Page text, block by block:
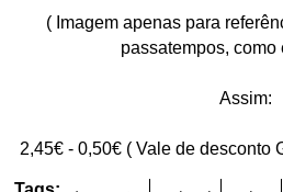
( Imagem apenas para
passatempos, como
Assim:
2,45€ - 0,50€ ( Vale de desconto